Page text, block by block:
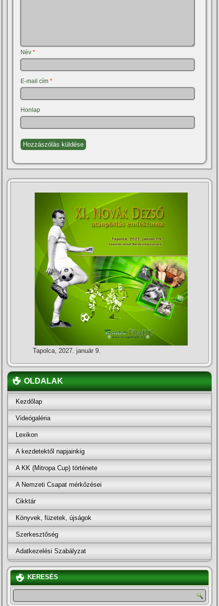
Név*
E-mail cím*
Honlap
Tapolca, 2027. január 9.
OLDALAK
Kezdőlap
Videógaléria
Lexikon
A kezdetektől napjainkig
A KK (Mitropa Cup) története
A Nemzeti Csapat mérkőzései
Cikktár
Könyvek, füzetek, újságok
Szerkesztőség
Adatkezelési Szabályzat
KERESÉS